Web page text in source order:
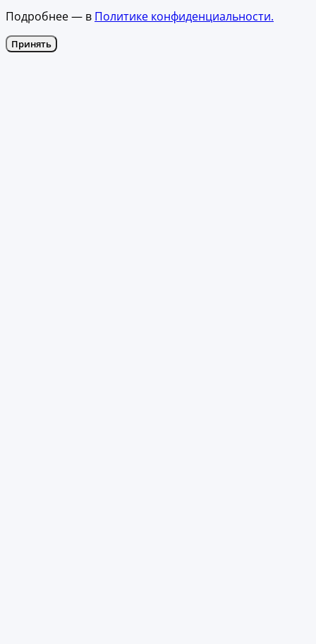
Подробнее — в Политике конфиденциальности.
Принять